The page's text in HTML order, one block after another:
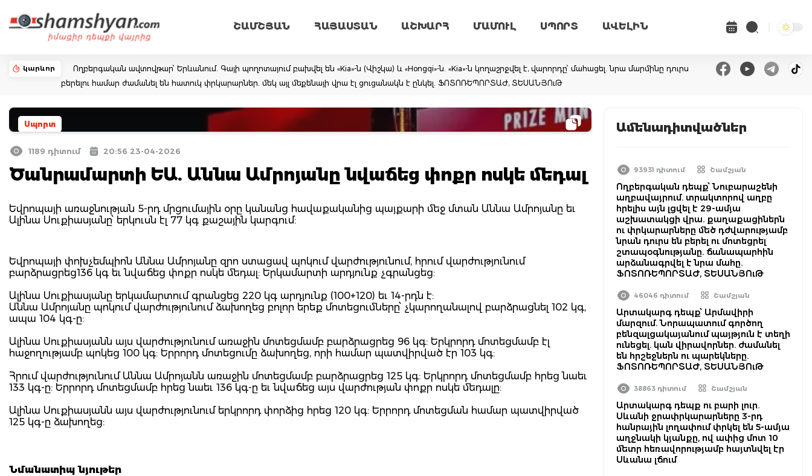
ՇԱՄՇՅԱՆ ՀԱՅԱՍՏԱՆ ԱՇԽԱՐՀ ՄԱՄՈՒԼ ՍՊՈՐՏ ԱՎԵԼԻՆ
կարևոր
Ողբերգական ավտովթար՝ Երևանում. Գայի պողոտայում բախվել են «Kia»-ն (Վիշկա) և «Hongqi»-ն. «Kia»-ն կողաշրջվել է, վարորդը՝ մահացել. նրա մարմինը դուրս
բերելու համար ժամանել են հատուկ փրկարարներ. մեկ այլ մեքենայի վրա էլ ցուցանակն է ընկել. ՖՈՏՈՌԵՊՈՐՏԱԺ, ՏԵՍԱՆՅՈւԹ
Սպորտ
1189 դիտում 20:56 23-04-2026
Ծանրամարտի ԵԱ. Աննա Ամրոյանը նվաճեց փոքր ոսկե մեդալ
Եվրոպայի առաջնության 5-րդ մրցումային օրը կանանց հավաքականից պայքարի մեջ մտան Աննա Ամրոյանը եւ
Ալինա Սուքիասյանը՝ երկուսն էլ 77 կգ քաշային կարգում:
Եվրոպայի փոխչեմպիոն Աննա Ամրոյանը զրո ստացավ պոկում վարժությունում, հրում վարժությունում
բարձրացրեց136 կգ եւ նվաճեց փոքր ոսկե մեդալ: Երկամարտի արդյունք չգրանցեց:
Ալինա Սուքիասյանը երկամարտում գրանցեց 220 կգ արդյունք (100+120) եւ 14-րդն է:
Աննա Ամրոյանը պոկում վարժությունում ձախողեց բոլոր երեք մոտեցումները՝ չկարողանալով բարձրացնել 102 կգ,
ապա 104 կգ-ը:
Ալինա Սուքիասյանն այս վարժությունում առաջին մոտեցմամբ բարձրացրեց 96 կգ: Երկրորդ մոտեցմամբ էլ
հաջողությամբ պոկեց 100 կգ: Երրորդ մոտեցումը ձախողեց, որի համար պատվիրված էր 103 կգ:
Հրում վարժությունում Աննա Ամրոյանն առաջին մոտեցմամբ բարձրացրեց 125 կգ: Երկրորդ մոտեցմամբ հրեց նաեւ
133 կգ-ը: Երրորդ մոտեցմամբ հրեց նաեւ 136 կգ-ը եւ նվաճեց այս վարժության փոքր ոսկե մեդալը:
Ալինա Սուքիասյանն այս վարժությունում երկրորդ փորձից հրեց 120 կգ: Երրորդ մոտեցման համար պատվիրված
125 կգ-ը ձախողեց:
Նմանատիպ նյութեր
Ամենադիտվածներ
93931 դիտում Շամշյան
Ողբերգական դեպք՝ Նուբարաշենի
աղբավայրում. տրակտորով աղբը
հրելիս այն լցվել է 29-ամյա
աշխատակցի վրա. քաղաքացիներն
ու փրկարարները մեծ դժվարությամբ
նրան դուրս են բերել ու մոտեցրել
շտապօգնությանը. ճանապարհին
արձանագրվել է նրա մահը.
ՖՈՏՈՌԵՊՈՐՏԱԺ, ՏԵՍԱՆՅՈւԹ
46046 դիտում Շամշյան
Արտակարգ դեպք՝ Արմավիրի
մարզում. Նորապատում գործող
բենզալցակայանում պայթյուն է տեղի
ունեցել. կան վիրավորներ. ժամանել
են հրշեջներն ու պարեկները.
ՖՈՏՈՌԵՊՈՐՏԱԺ, ՏԵՍԱՆՅՈւԹ
38863 դիտում Շամշյան
Արտակարգ դեպք ու բարի լուր.
Սևանի ջրափրկարարները 3-րդ
հանրային լողափում փրկել են 5-ամյա
աղջնակի կյանքը, ով ափից մոտ 10
մետր հեռավորությամբ հայտնվել էր
Սևանա լճում